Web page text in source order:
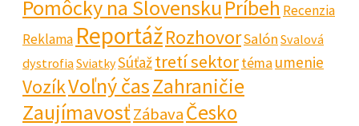
Pomôcky na SlovenskuPríbeh Recenzia
Reklama ReportážRozhovorSalón Svalová
dystrofiaSviatkySúťažtretí sektortéma umenie
VozíkVoľný časZahraničie
ZaujímavosťZábavaČesko